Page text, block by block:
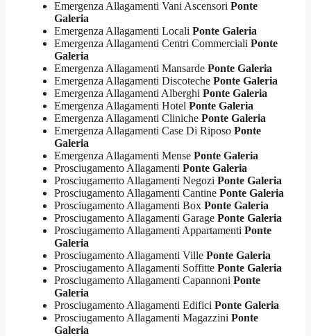
Emergenza Allagamenti Vani Ascensori Ponte
Galeria
Emergenza Allagamenti Locali Ponte Galeria
Emergenza Allagamenti Centri Commerciali Ponte
Galeria
Emergenza Allagamenti Mansarde Ponte Galeria
Emergenza Allagamenti Discoteche Ponte Galeria
Emergenza Allagamenti Alberghi Ponte Galeria
Emergenza Allagamenti Hotel Ponte Galeria
Emergenza Allagamenti Cliniche Ponte Galeria
Emergenza Allagamenti Case Di Riposo Ponte
Galeria
Emergenza Allagamenti Mense Ponte Galeria
Prosciugamento Allagamenti Ponte Galeria
Prosciugamento Allagamenti Negozi Ponte Galeria
Prosciugamento Allagamenti Cantine Ponte Galeria
Prosciugamento Allagamenti Box Ponte Galeria
Prosciugamento Allagamenti Garage Ponte Galeria
Prosciugamento Allagamenti Appartamenti Ponte
Galeria
Prosciugamento Allagamenti Ville Ponte Galeria
Prosciugamento Allagamenti Soffitte Ponte Galeria
Prosciugamento Allagamenti Capannoni Ponte
Galeria
Prosciugamento Allagamenti Edifici Ponte Galeria
Prosciugamento Allagamenti Magazzini Ponte
Galeria